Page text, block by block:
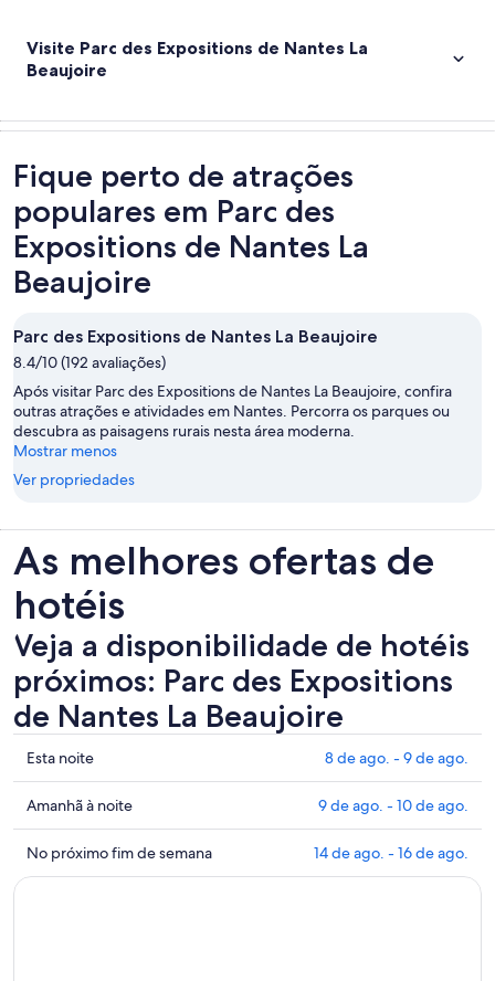
Visite Parc des Expositions de Nantes La
Beaujoire
Fique perto de atrações
populares em Parc des
Expositions de Nantes La
Beaujoire
Parc des Expositions de Nantes La Beaujoire
8.4/10 (192 avaliações)
Após visitar Parc des Expositions de Nantes La Beaujoire, confira
outras atrações e atividades em Nantes. Percorra os parques ou
descubra as paisagens rurais nesta área moderna.
Mostrar menos
Ver propriedades
As melhores ofertas de
hotéis
Veja a disponibilidade de hotéis
próximos: Parc des Expositions
de Nantes La Beaujoire
Mostrar
preços
perto
de
Parc
des
Esta noite 8 de ago. - 9 de ago.
Mostrar
preços
perto
de
Amanhã à noite 9 de ago. - 10 de ago.
Mostrar
preços
No próximo fim de semana 14 de ago. - 16 de ago.